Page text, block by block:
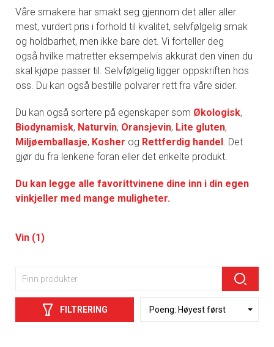
Våre smakere har smakt seg gjennom det aller aller
mest, vurdert pris i forhold til kvalitet, selvfølgelig smak
og holdbarhet, men ikke bare det. Vi forteller deg
også hvilke matretter eksempelvis akkurat den vinen du
skal kjøpe passer til. Selvfølgelig ligger oppskriften hos
oss. Du kan også bestille polvarer rett fra våre sider.
Du kan også sortere på egenskaper som Økologisk,
Biodynamisk, Naturvin, Oransjevin, Lite gluten,
Miljøemballasje, Kosher og Rettferdig handel. Det
gjør du fra lenkene foran eller det enkelte produkt.
Du kan legge alle favorittvinene dine inn i din egen
vinkjeller med mange muligheter.
Vin (1)
FILTRERING